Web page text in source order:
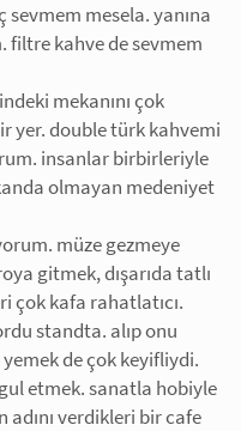
mesela. yanına
filtre kahve de sevmem
mekanını çok
yer. double türk kahvemi
insanlar birbirleriyle
olmayan medeniyet
müze gezmeye
gitmek, dışarıda tatlı
çok kafa rahatlatıcı.
standta. alıp onu
de çok keyifliydi.
etmek. sanatla hobiyle
verdikleri bir cafe